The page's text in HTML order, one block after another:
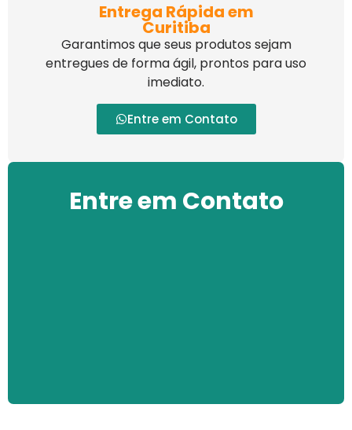
Entrega Rápida em
Curitiba
Garantimos que seus produtos sejam
entregues de forma ágil, prontos para uso
imediato.
Entre em Contato
Entre em Contato